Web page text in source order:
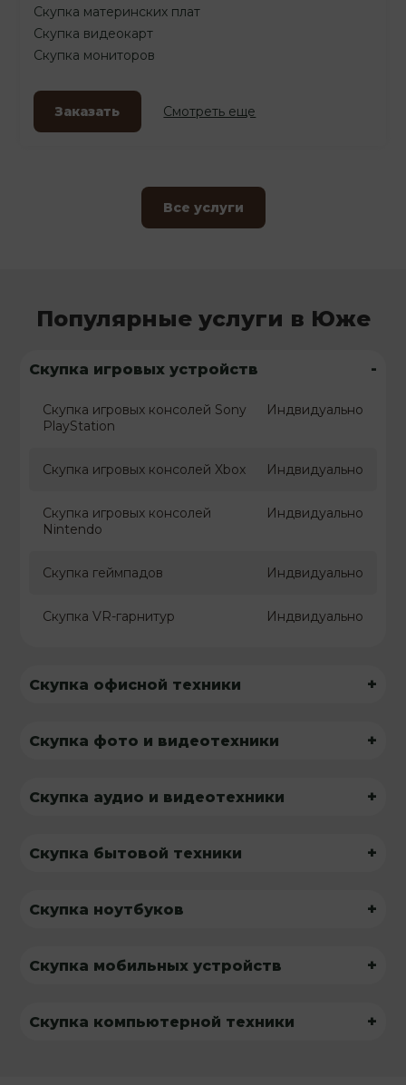
Скупка материнских плат
Скупка видеокарт
Скупка мониторов
Заказать Смотреть еще
Все услуги
Популярные услуги в Юже
Скупка игровых устройств -
Скупка игровых консолей Sony
PlayStation
Индвидуально
Скупка игровых консолей Xbox Индвидуально
Скупка игровых консолей
Nintendo
Индвидуально
Скупка геймпадов Индвидуально
Скупка VR-гарнитур Индвидуально
Скупка офисной техники +
Скупка фото и видеотехники +
Скупка аудио и видеотехники +
Скупка бытовой техники +
Скупка ноутбуков +
Скупка мобильных устройств +
Скупка компьютерной техники +